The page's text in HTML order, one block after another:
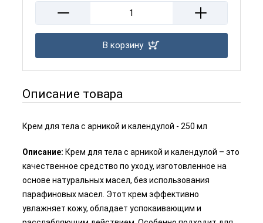
В корзину
Описание товара
Крем для тела с арникой и календулой - 250 мл
Описание: Крем для тела с арникой и календулой – это
качественное средство по уходу, изготовленное на
основе натуральных масел, без использования
парафиновых масел. Этот крем эффективно
увлажняет кожу, обладает успокаивающим и